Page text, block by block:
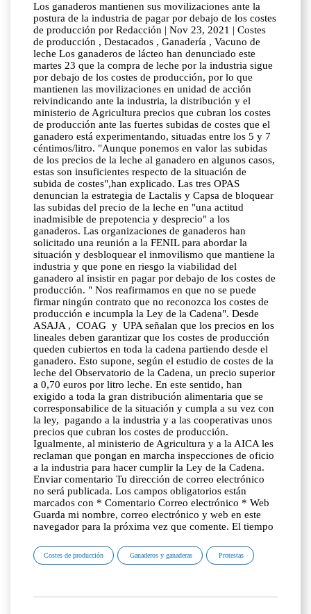
Los ganaderos mantienen sus movilizaciones ante la
postura de la industria de pagar por debajo de los costes
de producción por Redacción | Nov 23, 2021 | Costes
de producción , Destacados , Ganadería , Vacuno de
leche Los ganaderos de lácteo han denunciado este
martes 23 que la compra de leche por la industria sigue
por debajo de los costes de producción, por lo que
mantienen las movilizaciones en unidad de acción
reivindicando ante la industria, la distribución y el
ministerio de Agricultura precios que cubran los costes
de producción ante las fuertes subidas de costes que el
ganadero está experimentando, situadas entre los 5 y 7
céntimos/litro. "Aunque ponemos en valor las subidas
de los precios de la leche al ganadero en algunos casos,
estas son insuficientes respecto de la situación de
subida de costes",han explicado. Las tres OPAS
denuncian la estrategia de Lactalis y Capsa de bloquear
las subidas del precio de la leche en "una actitud
inadmisible de prepotencia y desprecio" a los
ganaderos. Las organizaciones de ganaderos han
solicitado una reunión a la FENIL para abordar la
situación y desbloquear el inmovilismo que mantiene la
industria y que pone en riesgo la viabilidad del
ganadero al insistir en pagar por debajo de los costes de
producción. " Nos reafirmamos en que no se puede
firmar ningún contrato que no reconozca los costes de
producción e incumpla la Ley de la Cadena". Desde
ASAJA , COAG y UPA señalan que los precios en los
lineales deben garantizar que los costes de producción
queden cubiertos en toda la cadena partiendo desde el
ganadero. Esto supone, según el estudio de costes de la
leche del Observatorio de la Cadena, un precio superior
a 0,70 euros por litro leche. En este sentido, han
exigido a toda la gran distribución alimentaria que se
corresponsabilice de la situación y cumpla a su vez con
la ley, pagando a la industria y a las cooperativas unos
precios que cubran los costes de producción.
Igualmente, al ministerio de Agricultura y a la AICA les
reclaman que pongan en marcha inspecciones de oficio
a la industria para hacer cumplir la Ley de la Cadena.
Enviar comentario Tu dirección de correo electrónico
no será publicada. Los campos obligatorios están
marcados con * Comentario Correo electrónico * Web
Guarda mi nombre, correo electrónico y web en este
navegador para la próxima vez que comente. El tiempo
Costes de producción Ganaderos y ganaderas Protestas